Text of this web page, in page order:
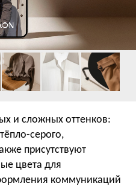
и сложных оттенков:
серого,
присутствуют
цвета для
коммуникаций